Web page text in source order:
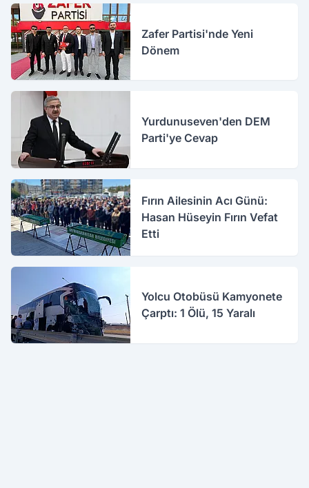
Zafer Partisi'nde Yeni
Dönem
Yurdunuseven'den DEM
Parti'ye Cevap
Fırın Ailesinin Acı Günü:
Hasan Hüseyin Fırın Vefat
Etti
Yolcu Otobüsü Kamyonete
Çarptı: 1 Ölü, 15 Yaralı